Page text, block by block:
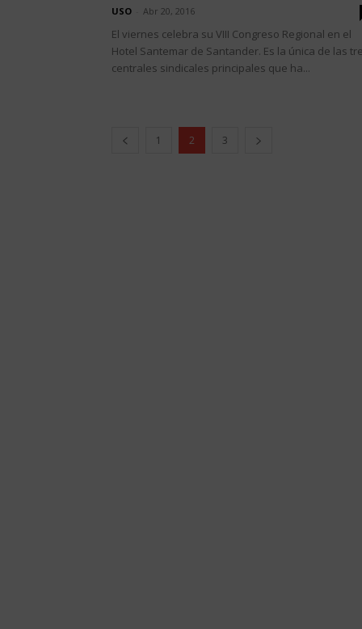
USO Abr 20, 2016
El viernes celebra su VIII Congreso Regional en el
Hotel Santemar de Santander. Es la única de las
centrales sindicales principales que ha...
1 2 3